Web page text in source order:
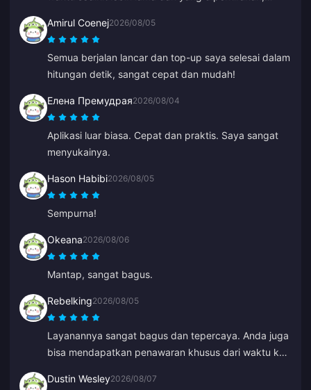
puas.
Amirul Coenej2026/08/05
Semua berjalan lancar dan top-up saya selesai dalam
hitungan detik, sangat cepat dan mudah!
Елена Премудрая2026/08/04
Aplikasi luar biasa. Cepat dan praktis. Saya sangat
menyukainya.
Hason Habibi2026/08/05
Sempurna!
Okeana2026/08/06
Mantap, sangat bagus.
Rebelking2026/08/05
Layanannya sangat bagus dan tepercaya. Anda juga
bisa mendapatkan penawaran khusus dari waktu ke
Dustin Wesley2026/08/07